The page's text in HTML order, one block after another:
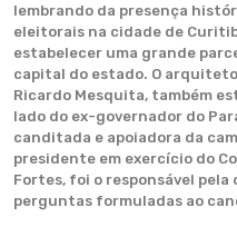
lembrando da presença
eleitorais na cidade de
estabelecer uma grande
capital do estado. O
Ricardo Mesquita, também
lado do ex-governador do
canditada e apoiadora da
presidente em exercício do
Fortes, foi o responsável
perguntas formuladas ao